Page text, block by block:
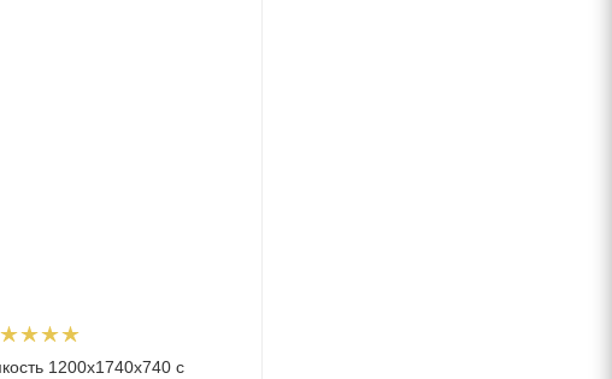
1200х1740х740 с